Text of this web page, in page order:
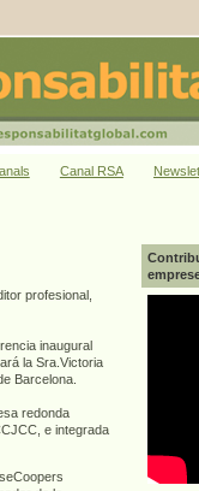
Canal RSA
profesional,
inaugural
la Sra.Victoria
Barcelona.
redonda
e integrada